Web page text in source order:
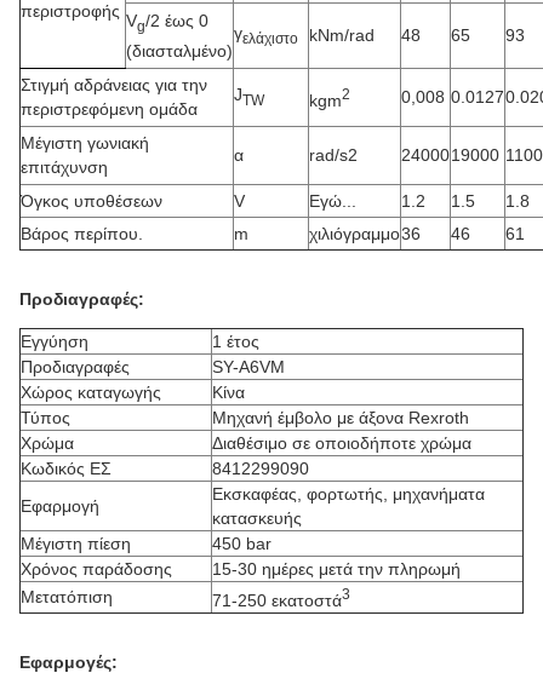
περιστροφής Vg/2 έως 0
(διασταλμένο)
γελάχιστο kNm/rad 48 65 93
Στιγμή αδράνειας για την
περιστρεφόμενη ομάδα
JTW kgm2 0,008 0.0127
Μέγιστη γωνιακή
επιτάχυνση
α rad/s2 2400019000
Όγκος υποθέσεων V Εγώ... 1.2 1.5
1.8
Βάρος περίπου.
m χιλιόγραμμο36 46 61
Προδιαγραφές:
Εγγύηση
1 έτος
Προδιαγραφές
SY-A6VM
Χώρος καταγωγής
Κίνα
Τύπος
Μηχανή έμβολο με άξονα Rexroth
Χρώμα
Διαθέσιμο σε οποιοδήποτε χρώμα
Κωδικός ΕΣ
8412299090
Εφαρμογή
Εκσκαφέας, φορτωτής, μηχανήματα
κατασκευής
Μέγιστη πίεση
450 bar
Χρόνος παράδοσης
15-30 ημέρες μετά την πληρωμή
Μετατόπιση
71-250 εκατοστά3
Εφαρμογές: